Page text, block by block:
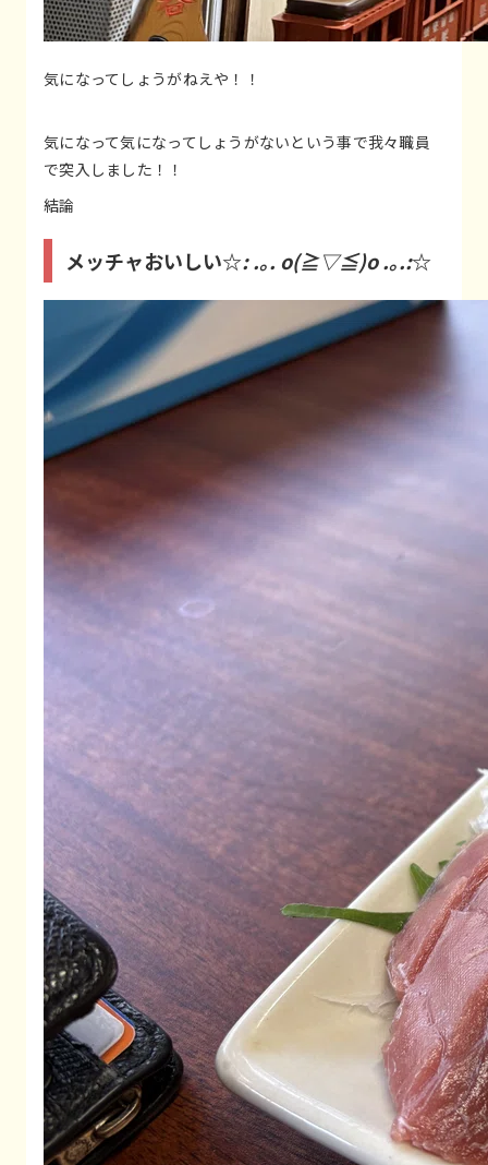
気になってしょうがねえや！！
気になって気になってしょうがないという事で我々職員
で突入しました！！
結論
メッチャおいしい☆: .｡. o(≧▽≦)o .｡.:☆